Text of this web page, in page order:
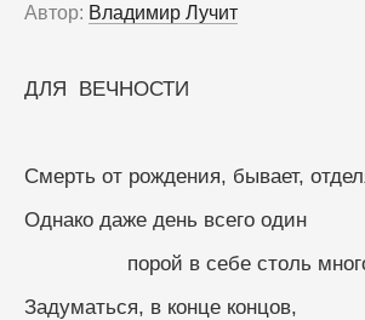
Автор: Владимир Лучит
ДЛЯ  ВЕЧНОСТИ
Смерть от рождения, бывает,
Однако даже день всего один
порой в себе
Задуматься, в конце концов,